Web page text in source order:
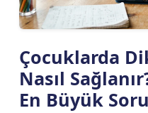
Çocuklarda
Nasıl
En Büyük